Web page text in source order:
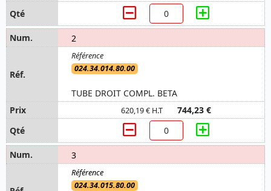
2
024.34.014.80.00
TUBE DROIT COMPL. BETA
620,19 € H.T 744,23 €
3
024.34.015.80.00